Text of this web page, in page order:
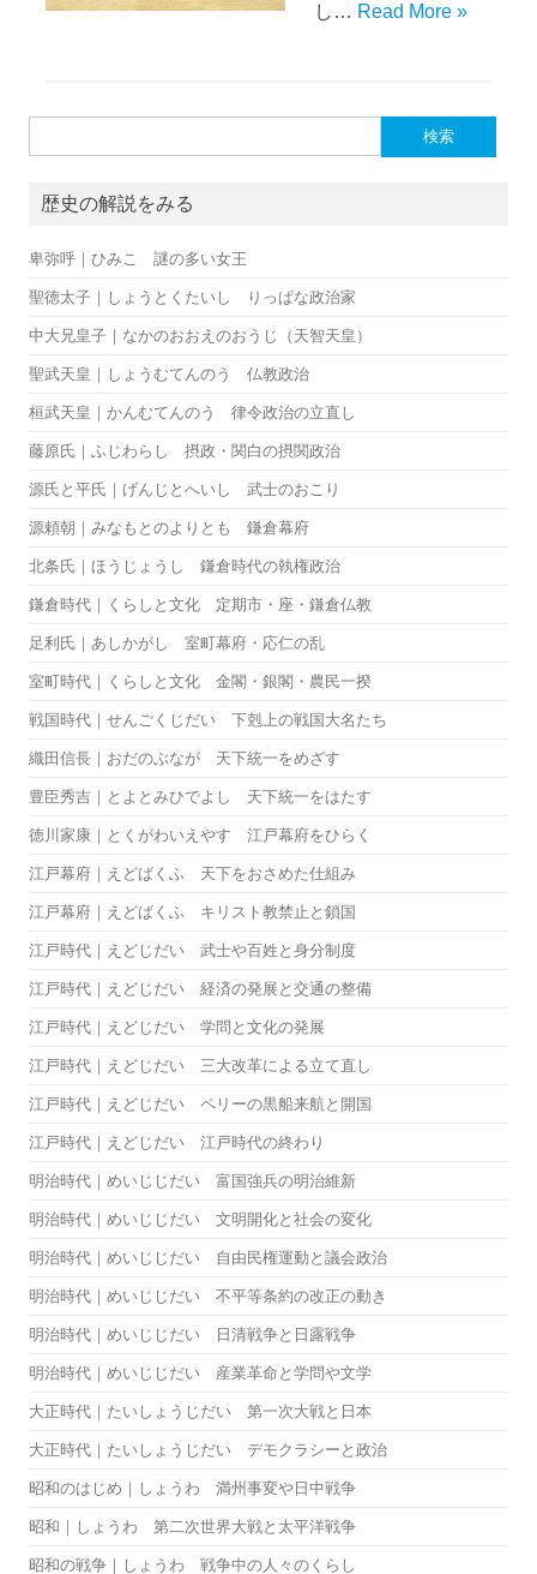
し… Read More »
歴史の解説をみる
卑弥呼｜ひみこ 謎の多い女王
聖徳太子｜しょうとくたいし りっぱな政治家
中大兄皇子｜なかのおおえのおうじ（天智天皇）
聖武天皇｜しょうむてんのう 仏教政治
桓武天皇｜かんむてんのう 律令政治の立直し
藤原氏｜ふじわらし 摂政・関白の摂関政治
源氏と平氏｜げんじとへいし 武士のおこり
源頼朝｜みなもとのよりとも 鎌倉幕府
北条氏｜ほうじょうし 鎌倉時代の執権政治
鎌倉時代｜くらしと文化 定期市・座・鎌倉仏教
足利氏｜あしかがし 室町幕府・応仁の乱
室町時代｜くらしと文化 金閣・銀閣・農民一揆
戦国時代｜せんごくじだい 下剋上の戦国大名たち
織田信長｜おだのぶなが 天下統一をめざす
豊臣秀吉｜とよとみひでよし 天下統一をはたす
徳川家康｜とくがわいえやす 江戸幕府をひらく
江戸幕府｜えどばくふ 天下をおさめた仕組み
江戸幕府｜えどばくふ キリスト教禁止と鎖国
江戸時代｜えどじだい 武士や百姓と身分制度
江戸時代｜えどじだい 経済の発展と交通の整備
江戸時代｜えどじだい 学問と文化の発展
江戸時代｜えどじだい 三大改革による立て直し
江戸時代｜えどじだい ペリーの黒船来航と開国
江戸時代｜えどじだい 江戸時代の終わり
明治時代｜めいじじだい 富国強兵の明治維新
明治時代｜めいじじだい 文明開化と社会の変化
明治時代｜めいじじだい 自由民権運動と議会政治
明治時代｜めいじじだい 不平等条約の改正の動き
明治時代｜めいじじだい 日清戦争と日露戦争
明治時代｜めいじじだい 産業革命と学問や文学
大正時代｜たいしょうじだい 第一次大戦と日本
大正時代｜たいしょうじだい デモクラシーと政治
昭和のはじめ｜しょうわ 満州事変や日中戦争
昭和｜しょうわ 第二次世界大戦と太平洋戦争
昭和の戦争｜しょうわ 戦争中の人々のくらし